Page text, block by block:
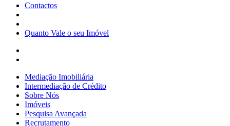
Contactos
Quanto Vale o seu Imóvel
Mediação Imobiliária
Intermediação de Crédito
Sobre Nós
Imóveis
Pesquisa Avançada
Recrutamento